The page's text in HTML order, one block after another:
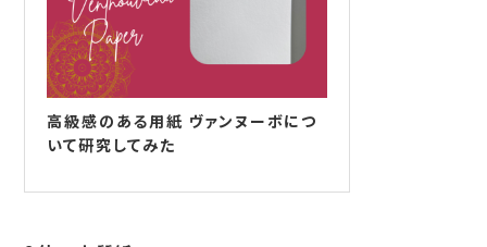
高級感のある用紙 ヴァンヌーボにつ
いて研究してみた